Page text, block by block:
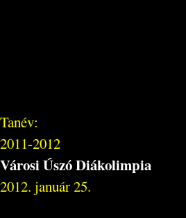
Tanév:
2011-2012
Városi Úszó Diákolimpia
2012. január 25.